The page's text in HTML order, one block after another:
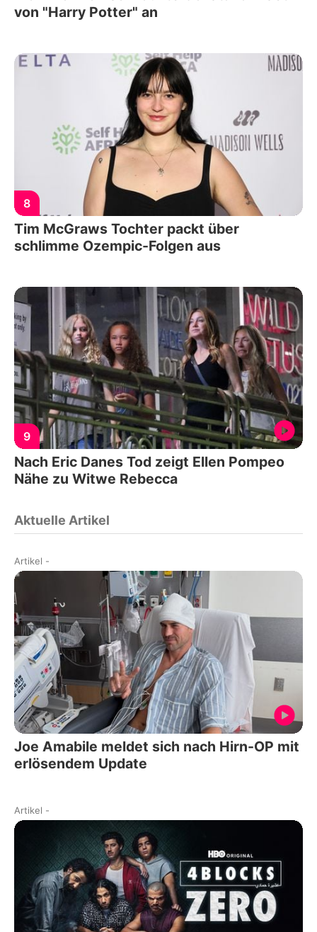
von "Harry Potter" an
8
Tim McGraws Tochter packt über
schlimme Ozempic-Folgen aus
9
Nach Eric Danes Tod zeigt Ellen Pompeo
Nähe zu Witwe Rebecca
Aktuelle Artikel
Artikel -
Joe Amabile meldet sich nach Hirn-OP mit
erlösendem Update
Artikel -